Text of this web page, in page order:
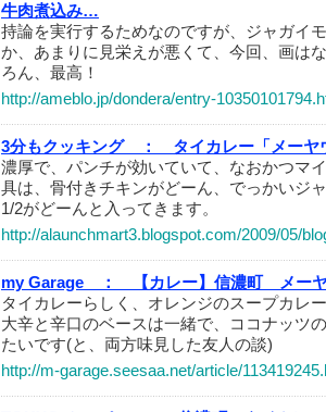
牛肉煮込み…
持論を実行するためなのですが、ジャガイ
か、あまりに見栄えが悪くて、今回、画は
ろん、最高！
http://ameblo.jp/dondera/entry-
3分もクッキング ：
タイカレー「メー
濃厚で、パンチが効いていて、なおかつマ
具は、骨付きチキンがどーん、でっかいジ
1/2がどーんと入ってきます。
http://alaunchmart3.blogspot.com/2009/05/
my Garage ：
【カレー】信濃町 メー
タイカレーらしく、オレンジのスープカレ
大辛と辛口のベースは一緒で、ココナッツ
たいです(と、両方味見した友人の談)
http://m-garage.seesaa.net/article/